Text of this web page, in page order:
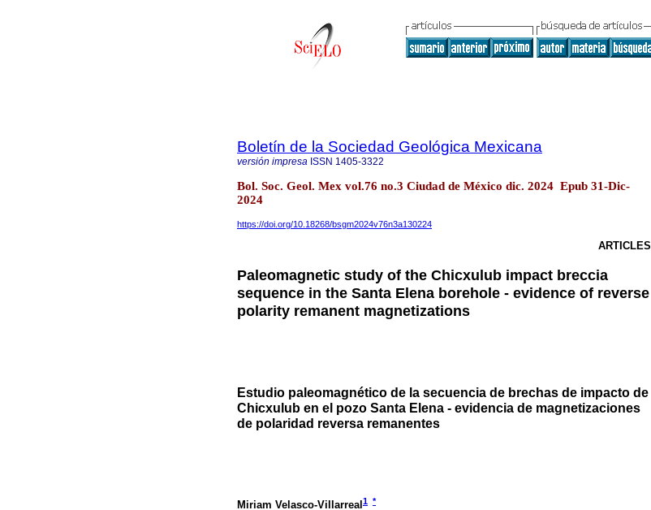
Boletín de la Sociedad Geológica Mexicana
versión impresa ISSN 1405-3322
Bol. Soc. Geol. Mex vol.76 no.3 Ciudad de México dic. 2024 Epub 31-Dic-
2024
https://doi.org/10.18268/bsgm2024v76n3a130224
ARTICLES
Paleomagnetic study of the Chicxulub impact breccia
sequence in the Santa Elena borehole - evidence of reverse
polarity remanent magnetizations
Estudio paleomagnético de la secuencia de brechas de impacto de
Chicxulub en el pozo Santa Elena - evidencia de magnetizaciones
de polaridad reversa remanentes
Miriam Velasco-Villarreal 1 *